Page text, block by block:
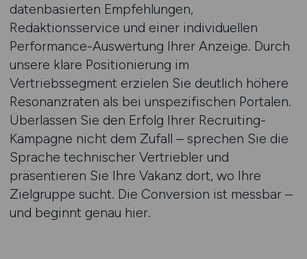
datenbasierten Empfehlungen,
Redaktionsservice und einer individuellen
Performance-Auswertung Ihrer Anzeige. Durch
unsere klare Positionierung im
Vertriebssegment erzielen Sie deutlich höhere
Resonanzraten als bei unspezifischen Portalen.
Überlassen Sie den Erfolg Ihrer Recruiting-
Kampagne nicht dem Zufall – sprechen Sie die
Sprache technischer Vertriebler und
präsentieren Sie Ihre Vakanz dort, wo Ihre
Zielgruppe sucht. Die Conversion ist messbar –
und beginnt genau hier.